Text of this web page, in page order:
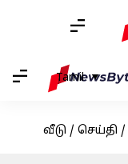
Tamil
வீடு / செய்தி /